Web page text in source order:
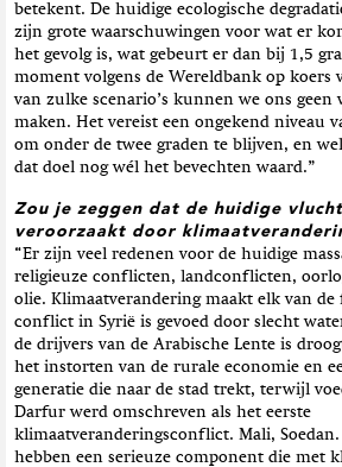
betekent. De huidige ecologische
zijn grote waarschuwingen voor wat er
het gevolg is, wat gebeurt er dan bij 1,5
moment volgens de Wereldbank op koers
van zulke scenario’s kunnen we ons geen
maken. Het vereist een ongekend niveau
om onder de twee graden te blijven, en
dat doel nog wél het bevechten waard.”
Zou je zeggen dat de huidige
veroorzaakt door
“Er zijn veel redenen voor de huidige
religieuze conflicten, landconflicten,
olie. Klimaatverandering maakt elk van de
conflict in Syrië is gevoed door slecht
de drijvers van de Arabische Lente is
het instorten van de rurale economie en
generatie die naar de stad trekt, terwijl
Darfur werd omschreven als het eerste
klimaatveranderingsconflict. Mali,
hebben een serieuze component die met